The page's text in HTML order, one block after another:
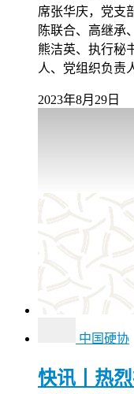
席张华庆，党支
陈联合、高继承
熊洁英、执行秘
人、党组织负责
2023年8月29日
中国硬协
快讯丨热